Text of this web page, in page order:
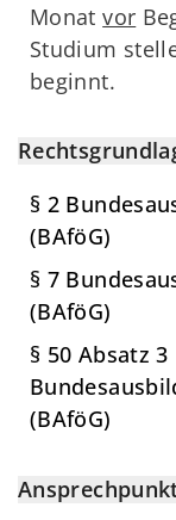
Monatvor
Studium
beginnt.
§ 2
(BAföG)
§ 7
(BAföG)
§ 50 Absatz 3
(BAföG)